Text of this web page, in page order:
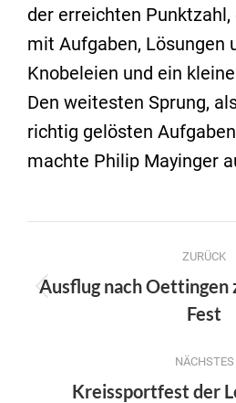
der erreichten Punktzahl,
mit Aufgaben, Lösungen
Knobeleien und ein
Den weitesten Sprung,
richtig gelösten
machte Philip Mayinger
ZURÜCK
Ausflug nach Oettingen
Fest
NÄCHSTES
Kreissportfest der